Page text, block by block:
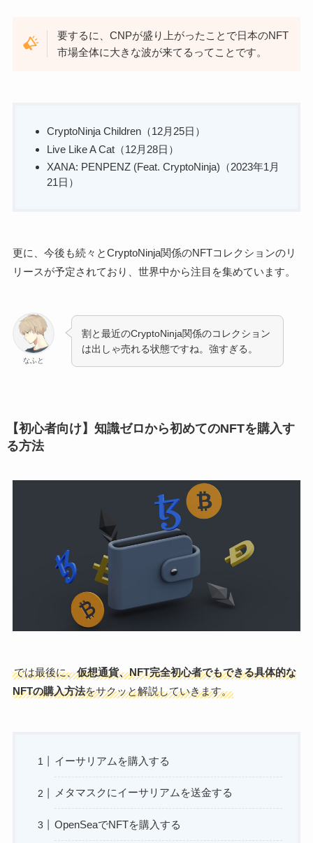
要するに、CNPが盛り上がったことで日本のNFT
市場全体に大きな波が来てるってことです。
CryptoNinja Children（12月25日）
Live Like A Cat（12月28日）
XANA: PENPENZ (Feat. CryptoNinja)（2023年1月
21日）
更に、今後も続々とCryptoNinja関係のNFTコレクションのリ
リースが予定されており、世界中から注目を集めています。
なふと
割と最近のCryptoNinja関係のコレクション
は出しゃ売れる状態ですね。強すぎる。
【初心者向け】知識ゼロから初めてのNFTを購入す
る方法
では最後に、仮想通貨、NFT完全初心者でもできる具体的な
NFTの購入方法をサクッと解説していきます。
イーサリアムを購入する
メタマスクにイーサリアムを送金する
OpenSeaでNFTを購入する